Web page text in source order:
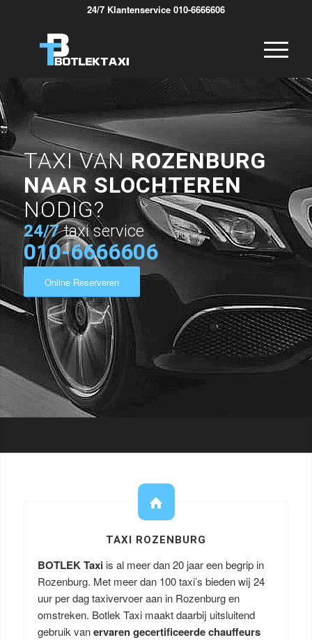
24/7 Klantenservice 010-6666606
TAXI VANROZENBURG
NAAR SLOCHTEREN
NODIG?
24/7 taxi service
010-6666606
Online Reserveren
TAXI ROZENBURG
BOTLEK Taxi is al meer dan 20 jaar een begrip in
Rozenburg. Met meer dan 100 taxi’s bieden wij 24
uur per dag taxivervoer aan in Rozenburg en
omstreken. Botlek Taxi maakt daarbij uitsluitend
gebruik vanervaren gecertificeerde chauffeurs